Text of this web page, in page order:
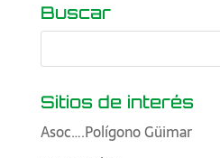
Buscar
Sitios de interés
Asoc….Polígono Güimar